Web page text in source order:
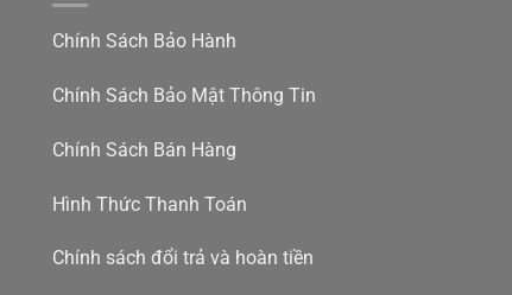
Chính Sách Bảo Hành
Chính Sách Bảo Mật Thông Tin
Chính Sách Bán Hàng
Hình Thức Thanh Toán
Chính sách đổi trả và hoàn tiền